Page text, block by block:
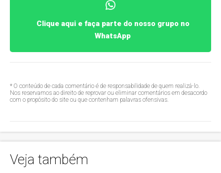
Clique aqui e faça parte do nosso grupo no
WhatsApp
* O conteúdo de cada comentário é de responsabilidade de quem realizá-lo.
Nos reservamos ao direito de reprovar ou eliminar comentários em desacordo
com o propósito do site ou que contenham palavras ofensivas.
Veja também